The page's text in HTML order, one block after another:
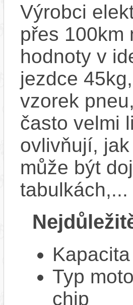
Výrobci
přes 100km
hodnoty v
jezdce
vzorek
často velmi
ovlivňují,
může být
tabulkách,...
Typ
chip